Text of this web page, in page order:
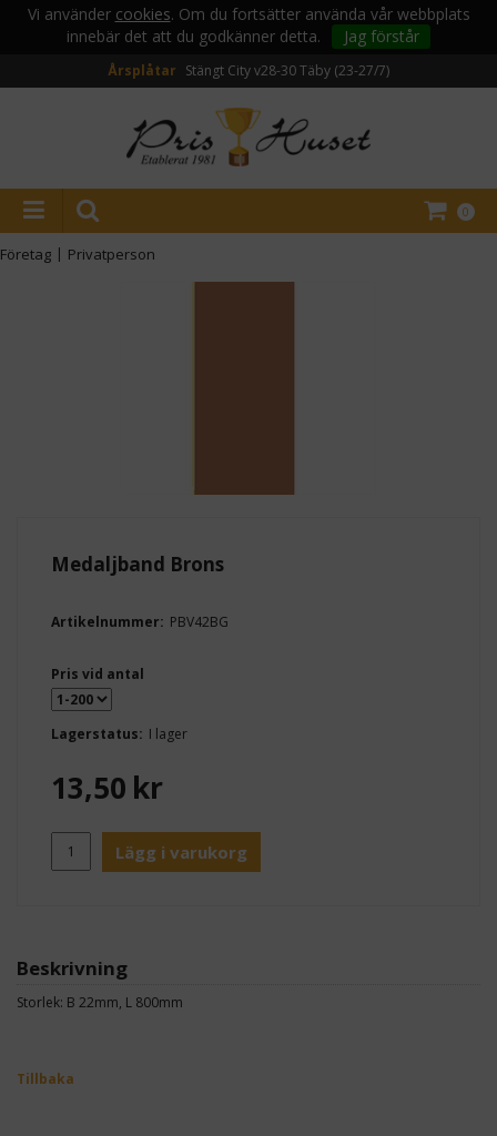
Vi använder cookies. Om du fortsätter använda vår webbplats
innebär det att du godkänner detta.
Jag förstår
Årsplåtar Stängt City v28-30Täby (23-27/7)
0
Företag | Privatperson
Medaljband Brons
Artikelnummer: PBV42BG
Pris vid antal
Lagerstatus: I lager
13,50 kr
Lägg i varukorg
Beskrivning
Storlek: B 22mm, L 800mm
Tillbaka